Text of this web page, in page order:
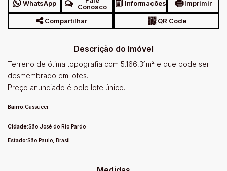
WhatsApp
Conosco
Informações Imprimir
Compartilhar QR Code
Descrição do Imóvel
Terreno de ótima topografia com 5.166,31m² e que pode ser
desmembrado em lotes.
Preço anunciado é pelo lote único.
Bairro:Cassucci
Cidade:São José do Rio Pardo
Estado:São Paulo, Brasil